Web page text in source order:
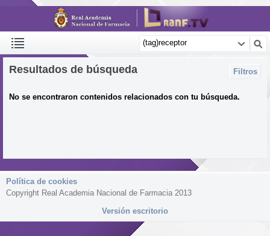
Filtros
Resultados de búsqueda
No se encontraron contenidos relacionados con tu búsqueda.
Política de cookies
Copyright Real Academia Nacional de Farmacia 2013
Versión escritorio